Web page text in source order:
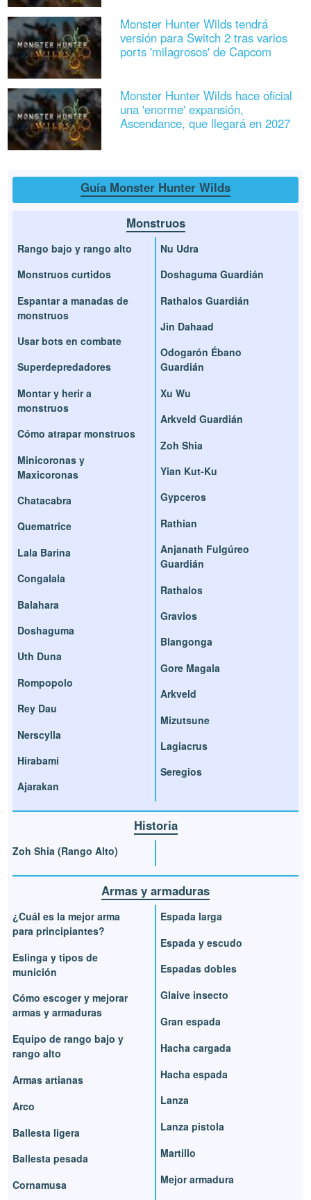
Monster Hunter Wilds tendrá
versión para Switch 2 tras varios
ports 'milagrosos' de Capcom
Monster Hunter Wilds hace oficial
una 'enorme' expansión,
Ascendance, que llegará en 2027
Guía Monster Hunter Wilds
Monstruos
Rango bajo y rango alto
Monstruos curtidos
Espantar a manadas de
monstruos
Usar bots en combate
Superdepredadores
Montar y herir a
monstruos
Cómo atrapar monstruos
Minicoronas y
Maxicoronas
Chatacabra
Quematrice
Lala Barina
Congalala
Balahara
Doshaguma
Uth Duna
Rompopolo
Rey Dau
Nerscylla
Hirabami
Ajarakan
Nu Udra
Doshaguma Guardián
Rathalos Guardián
Jin Dahaad
Odogarón Ébano
Guardián
Xu Wu
Arkveld Guardián
Zoh Shia
Yian Kut-Ku
Gypceros
Rathian
Anjanath Fulgúreo
Guardián
Rathalos
Gravios
Blangonga
Gore Magala
Arkveld
Mizutsune
Lagiacrus
Seregios
Historia
Zoh Shia (Rango Alto)
Armas y armaduras
¿Cuál es la mejor arma
para principiantes?
Eslinga y tipos de
munición
Cómo escoger y mejorar
armas y armaduras
Equipo de rango bajo y
rango alto
Armas artianas
Arco
Ballesta ligera
Ballesta pesada
Cornamusa
Espada larga
Espada y escudo
Espadas dobles
Glaive insecto
Gran espada
Hacha cargada
Hacha espada
Lanza
Lanza pistola
Martillo
Mejor armadura